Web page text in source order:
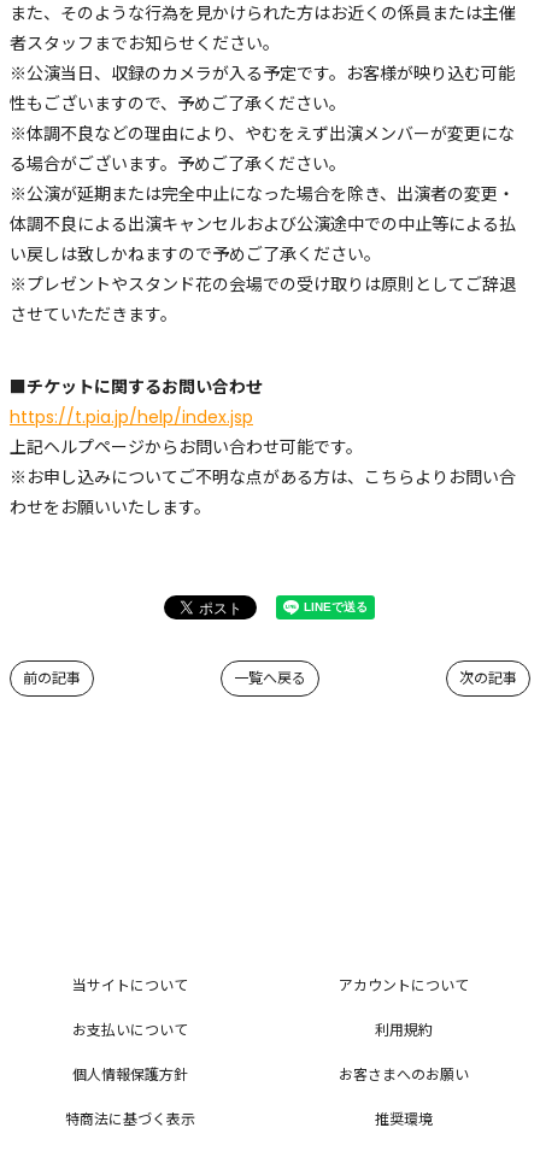
また、そのような行為を見かけられた方はお近くの係員または主催
者スタッフまでお知らせください。
※公演当日、収録のカメラが入る予定です。お客様が映り込む可能
性もございますので、予めご了承ください。
※体調不良などの理由により、やむをえず出演メンバーが変更にな
る場合がございます。予めご了承ください。
※公演が延期または完全中止になった場合を除き、出演者の変更・
体調不良による出演キャンセルおよび公演途中での中止等による払
い戻しは致しかねますので予めご了承ください。
※プレゼントやスタンド花の会場での受け取りは原則としてご辞退
させていただきます。
■チケットに関するお問い合わせ
https://t.pia.jp/help/index.jsp
上記ヘルプページからお問い合わせ可能です。
※お申し込みについてご不明な点がある方は、こちらよりお問い合
わせをお願いいたします。
次の記事
一覧へ戻る
前の記事
当サイトについて アカウントについて
お支払いについて 利用規約
個人情報保護方針 お客さまへのお願い
特商法に基づく表示 推奨環境